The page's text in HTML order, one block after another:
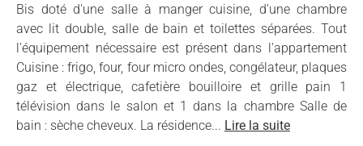
Bis doté d'une salle à manger cuisine, d'une chambre
avec lit double, salle de bain et toilettes séparées. Tout
l'équipement nécessaire est présent dans l'appartement
Cuisine : frigo, four, four micro ondes, congélateur, plaques
gaz et électrique, cafetière bouilloire et grille pain 1
télévision dans le salon et 1 dans la chambre Salle de
bain : sèche cheveux. La résidence... Lire la suite